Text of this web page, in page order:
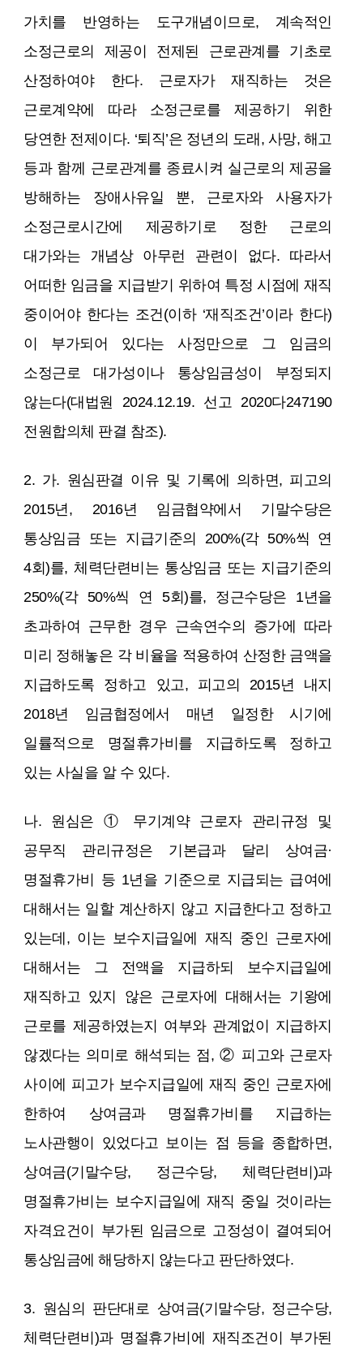
가치를 반영하는 도구개념이므로, 계속적인
소정근로의 제공이 전제된 근로관계를 기초로
산정하여야 한다. 근로자가 재직하는 것은
근로계약에 따라 소정근로를 제공하기 위한
당연한 전제이다. ‘퇴직’은 정년의 도래, 사망, 해고
등과 함께 근로관계를 종료시켜 실근로의 제공을
방해하는 장애사유일 뿐, 근로자와 사용자가
소정근로시간에 제공하기로 정한 근로의
대가와는 개념상 아무런 관련이 없다. 따라서
어떠한 임금을 지급받기 위하여 특정 시점에 재직
중이어야 한다는 조건(이하 ‘재직조건’이라 한다)
이 부가되어 있다는 사정만으로 그 임금의
소정근로 대가성이나 통상임금성이 부정되지
않는다(대법원 2024.12.19. 선고 2020다247190
전원합의체 판결 참조).
2. 가. 원심판결 이유 및 기록에 의하면, 피고의
2015년, 2016년 임금협약에서 기말수당은
통상임금 또는 지급기준의 200%(각 50%씩 연
4회)를, 체력단련비는 통상임금 또는 지급기준의
250%(각 50%씩 연 5회)를, 정근수당은 1년을
초과하여 근무한 경우 근속연수의 증가에 따라
미리 정해놓은 각 비율을 적용하여 산정한 금액을
지급하도록 정하고 있고, 피고의 2015년 내지
2018년 임금협정에서 매년 일정한 시기에
일률적으로 명절휴가비를 지급하도록 정하고
있는 사실을 알 수 있다.
나. 원심은 ① 무기계약 근로자 관리규정 및
공무직 관리규정은 기본급과 달리 상여금·
명절휴가비 등 1년을 기준으로 지급되는 급여에
대해서는 일할 계산하지 않고 지급한다고 정하고
있는데, 이는 보수지급일에 재직 중인 근로자에
대해서는 그 전액을 지급하되 보수지급일에
재직하고 있지 않은 근로자에 대해서는 기왕에
근로를 제공하였는지 여부와 관계없이 지급하지
않겠다는 의미로 해석되는 점, ② 피고와 근로자
사이에 피고가 보수지급일에 재직 중인 근로자에
한하여 상여금과 명절휴가비를 지급하는
노사관행이 있었다고 보이는 점 등을 종합하면,
상여금(기말수당, 정근수당, 체력단련비)과
명절휴가비는 보수지급일에 재직 중일 것이라는
자격요건이 부가된 임금으로 고정성이 결여되어
통상임금에 해당하지 않는다고 판단하였다.
3. 원심의 판단대로 상여금(기말수당, 정근수당,
체력단련비)과 명절휴가비에 재직조건이 부가된